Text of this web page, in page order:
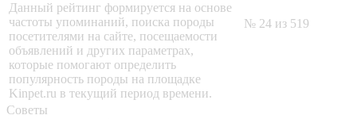
Данный рейтинг формируется на основе
частоты упоминаний, поиска породы
посетителями на сайте, посещаемости
объявлений и других параметрах,
которые помогают определить
популярность породы на площадке
Kinpet.ru в текущий период времени.
№ 24 из 519
Советы